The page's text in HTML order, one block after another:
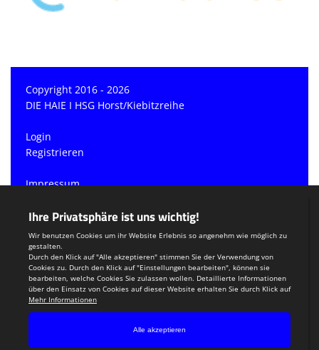
Copyright 2016 - 2026
DIE HAIE I HSG Horst/Kiebitzreihe
Login
Registrieren
Impressum
Teamsports 2
Dein Sportverein online